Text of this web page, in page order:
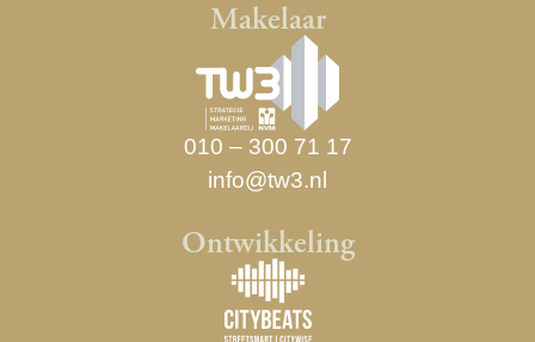
Makelaar
010 – 300 71 17
info@tw3.nl
Ontwikkeling